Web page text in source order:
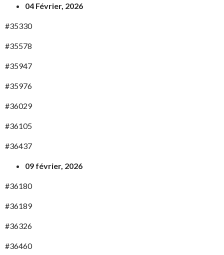
04 Février, 2026
#35330
#35578
#35947
#35976
#36029
#36105
#36437
09 février, 2026
#36180
#36189
#36326
#36460